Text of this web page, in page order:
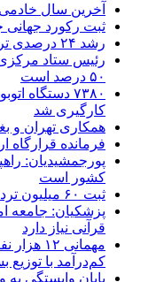
آخرین سال خادمی
ثبت رکورد جهانی
رشد ۲۴ درصدی تردد زائران در اربعین از مرز مهران
رئیس ستاد مرکزی
۵۰ درصد است
۷۳۸۰ دستگاه
کارگیری شد
همکاری تهران و
فرمانده قرارگاه اربعین: ۲.۸ میلیون زائر به
پورجمشیدیان:
کشور است
ثبت ۶۰ میلیون تردد از مرزهای هفت‌گانه اربعینی
پزشکیان: جامعه
قرآنی نیاز دارد
مهمانی
کم‌درآمد با
پایان وابستگی